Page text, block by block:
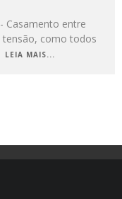
Casamento entre
tensão, como todos
LEIA MAIS...